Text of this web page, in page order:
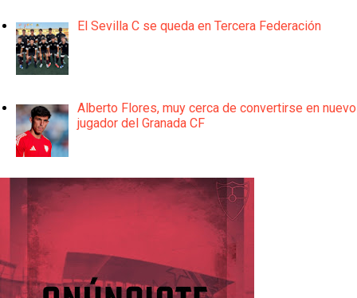
El Sevilla C se queda en Tercera Federación
Alberto Flores, muy cerca de convertirse en nuevo
jugador del Granada CF